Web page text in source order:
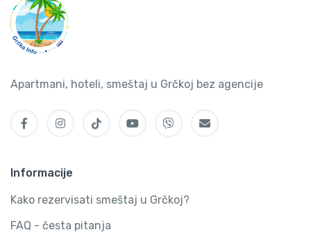
Apartmani, hoteli, smeštaj u Grčkoj bez agencije
Informacije
Kako rezervisati smeštaj u Grčkoj?
FAQ - česta pitanja